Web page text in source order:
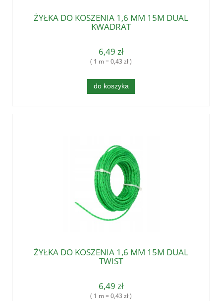
ŻYŁKA DO KOSZENIA 1,6 MM 15M DUAL
KWADRAT
6,49 zł
( 1 m = 0,43 zł )
do koszyka
ŻYŁKA DO KOSZENIA 1,6 MM 15M DUAL
TWIST
6,49 zł
( 1 m = 0,43 zł )